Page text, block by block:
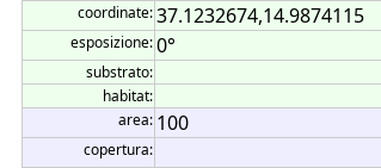
coordinate:37.1232674,14.9874115
esposizione:0°
substrato:
habitat:
area: 100
copertura: